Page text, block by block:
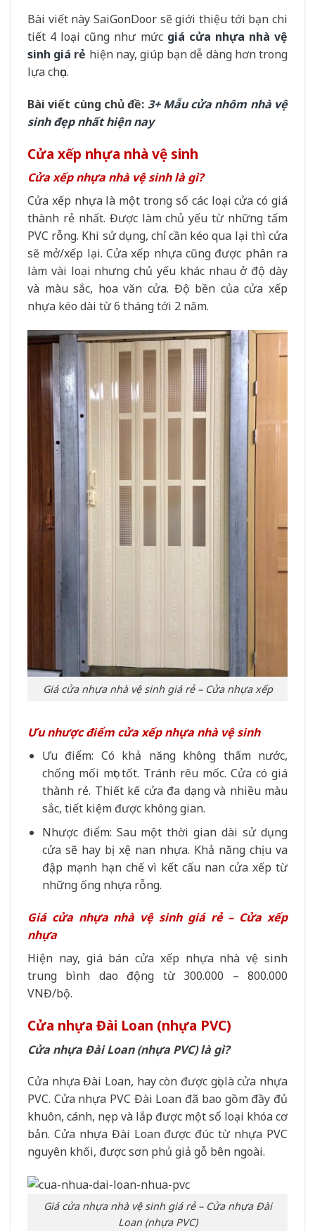
Bài viết này SaiGonDoor sẽ giới thiệu tới bạn chi
tiết 4 loại cũng như mức giá cửa nhựa nhà vệ
sinh giá rẻ hiện nay, giúp bạn dễ dàng hơn trong
lựa chọn.
Bài viết cùng chủ đề: 3+ Mẫu cửa nhôm nhà vệ
sinh đẹp nhất hiện nay
Cửa xếp nhựa nhà vệ sinh
Cửa xếp nhựa nhà vệ sinh là gì?
Cửa xếp nhựa là một trong số các loại cửa có giá
thành rẻ nhất. Được làm chủ yếu từ những tấm
PVC rỗng. Khi sử dụng, chỉ cần kéo qua lại thì cửa
sẽ mở/xếp lại. Cửa xếp nhựa cũng được phân ra
làm vài loại nhưng chủ yếu khác nhau ở độ dày
và màu sắc, hoa văn cửa. Độ bền của cửa xếp
nhựa kéo dài từ 6 tháng tới 2 năm.
Giá cửa nhựa nhà vệ sinh giá rẻ – Cửa nhựa xếp
Ưu nhược điểm cửa xếp nhựa nhà vệ sinh
Ưu điểm: Có khả năng không thấm nước,
chống mối mọt tốt. Tránh rêu mốc. Cửa có giá
thành rẻ. Thiết kế cửa đa dạng và nhiều màu
sắc, tiết kiệm được không gian.
Nhược điểm: Sau một thời gian dài sử dụng
cửa sẽ hay bị xệ nan nhựa. Khả năng chịu va
đập mạnh hạn chế vì kết cấu nan cửa xếp từ
những ống nhựa rỗng.
Giá cửa nhựa nhà vệ sinh giá rẻ – Cửa xếp
nhựa
Hiện nay, giá bán cửa xếp nhựa nhà vệ sinh
trung bình dao động từ 300.000 – 800.000
VNĐ/bộ.
Cửa nhựa Đài Loan (nhựa PVC)
Cửa nhựa Đài Loan (nhựa PVC) là gì?
Cửa nhựa Đài Loan, hay còn được gọi là cửa nhựa
PVC. Cửa nhựa PVC Đài Loan đã bao gồm đầy đủ
khuôn, cánh, nẹp và lắp được một số loại khóa cơ
bản. Cửa nhựa Đài Loan được đúc từ nhựa PVC
nguyên khối, được sơn phủ giả gỗ bên ngoài.
Giá cửa nhựa nhà vệ sinh giá rẻ – Cửa nhựa Đài
Loan (nhựa PVC)